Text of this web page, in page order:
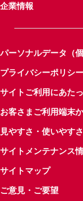
企業情報
パーソナルデータ（
プライバシーポリシー
サイトご利用にあた
お客さまご利用端末
見やすさ・使いやす
サイトメンテナンス
サイトマップ
ご意見・ご要望